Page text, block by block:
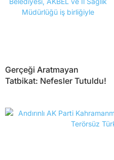
Gerçeği Aratmayan
Tatbikat: Nefesler Tutuldu!